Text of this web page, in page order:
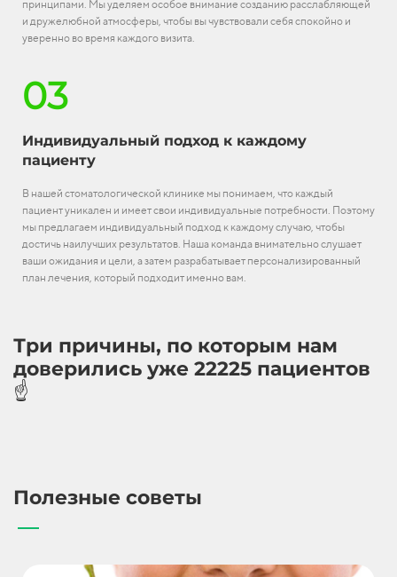
принципами. Мы уделяем особое внимание созданию расслабляющей
и дружелюбной атмосферы, чтобы вы чувствовали себя спокойно и
уверенно во время каждого визита.
03
Индивидуальный подход к каждому
пациенту
В нашей стоматологической клинике мы понимаем, что каждый
пациент уникален и имеет свои индивидуальные потребности. Поэтому
мы предлагаем индивидуальный подход к каждому случаю, чтобы
достичь наилучших результатов. Наша команда внимательно слушает
ваши ожидания и цели, а затем разрабатывает персонализированный
план лечения, который подходит именно вам.
Три причины, по которым нам
доверились уже 22225 пациентов
☝️
Полезные советы